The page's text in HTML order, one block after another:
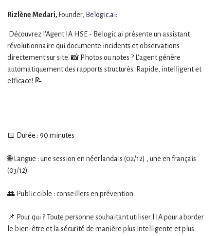
Rizlène Medari, Founder, Belogic.ai:
Découvrez l'Agent IA HSE - Belogic.ai présente un assistant
révolutionnaire qui documente incidents et observations
directement sur site. 📸 Photos ou notes ? L'agent génère
automatiquement des rapports structurés. Rapide, intelligent et
efficace! 📝
📅 Durée : 90 minutes
🌐 Langue : une session en néerlandais (02/12) , une en français
(03/12)
👥 Public cible : conseillers en prévention
📌 Pour qui ? Toute personne souhaitant utiliser l'IA pour aborder
le bien-être et la sécurité de manière plus intelligente et plus